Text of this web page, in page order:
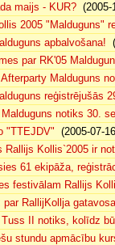
maijs - KUR? (2005-
2005 "Malduguns"
apbalvošana!
par RK'05
Afterparty Malduguns
reģistrējušās
Malduguns notiks 30.
"TTEJDV" (2005-07-
Rallijs Kollis`2005 ir
61 ekipāža,
festivālam Rallijs
par RallijKollja
Tuss II notiks, kolīdz
stundu apmācību